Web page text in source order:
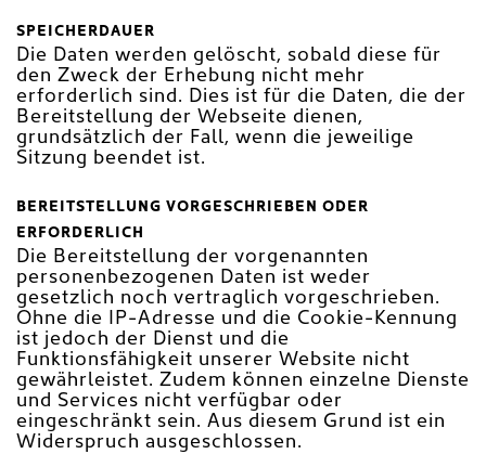
SPEICHERDAUER
Die Daten werden gelöscht, sobald diese für
den Zweck der Erhebung nicht mehr
erforderlich sind. Dies ist für die Daten, die der
Bereitstellung der Webseite dienen,
grundsätzlich der Fall, wenn die jeweilige
Sitzung beendet ist.
BEREITSTELLUNG VORGESCHRIEBEN ODER
ERFORDERLICH
Die Bereitstellung der vorgenannten
personenbezogenen Daten ist weder
gesetzlich noch vertraglich vorgeschrieben.
Ohne die IP-Adresse und die Cookie-Kennung
ist jedoch der Dienst und die
Funktionsfähigkeit unserer Website nicht
gewährleistet. Zudem können einzelne Dienste
und Services nicht verfügbar oder
eingeschränkt sein. Aus diesem Grund ist ein
Widerspruch ausgeschlossen.